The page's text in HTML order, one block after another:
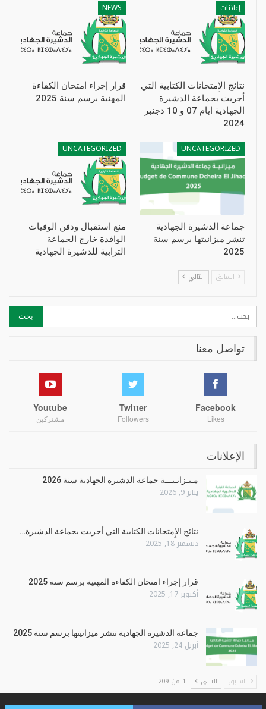
إعلانات
نتائج الإِمتحانات الكتابية التي
أجريت بجماعة الدشيرة
الجهادية ايام 07 و 10 دجنبر
2024
NEWS
قرار إجراء امتحان الكفاءة
المهنية برسم سنة 2025
UNCATEGORIZED
جماعة الدشيرة الجهادية
تنشر ميزانيتها برسم سنة
2025
UNCATEGORIZED
منع استقبال ودفن الوفيات
الوافدة خارج الجماعة
الترابية للدشيرة الجهادية
السابق التالي
تواصل معنا
Facebook
Likes
Twitter
Followers
Youtube
مشتركين
الإعلانات
مـيـزانـيـــة جماعة الدشيرة الجهادية سنة 2026
يناير 9, 2026
نتائج الإِمتحانات الكتابية التي أجريت بجماعة الدشيرة…
ديسمبر 18, 2025
قرار إجراء امتحان الكفاءة المهنية برسم سنة 2025
أكتوبر 17, 2025
جماعة الدشيرة الجهادية تنشر ميزانيتها برسم سنة 2025
أبريل 24, 2025
السابق التالي 1 من 209